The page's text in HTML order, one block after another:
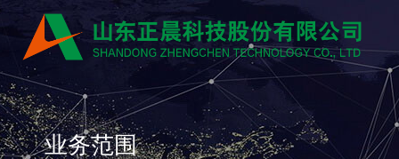
业务范围